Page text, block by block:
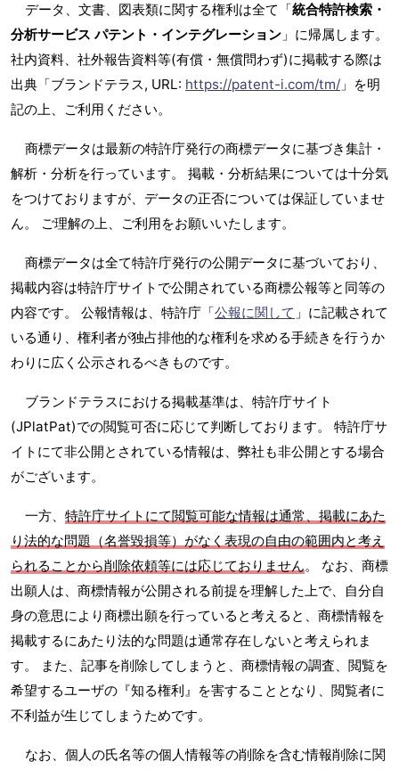
データ、文書、図表類に関する権利は全て「統合特許検索・
分析サービス パテント・インテグレーション 」に帰属します。
社内資料、社外報告資料等(有償・無償問わず)に掲載する際は
出典「ブランドテラス, URL: https://patent-i.com/tm/ 」を明
記の上、ご利用ください。
商標データは最新の特許庁発行の商標データに基づき集計・
解析・分析を行っています。 掲載・分析結果については十分気
をつけておりますが、データの正否については保証していませ
ん。 ご理解の上、ご利用をお願いいたします。
商標データは全て特許庁発行の公開データに基づいており、
掲載内容は特許庁サイトで公開されている商標公報等と同等の
内容です。 公報情報は、特許庁「公報に関して 」に記載されて
いる通り、権利者が独占排他的な権利を求める手続きを行うか
わりに広く公示されるべきものです。
ブランドテラスにおける掲載基準は、特許庁サイト
(JPlatPat)での閲覧可否に応じて判断しております。 特許庁サ
イトにて非公開とされている情報は、弊社も非公開とする場合
がございます。
一方、 特許庁サイトにて閲覧可能な情報は通常、掲載にあた
り法的な問題（名誉毀損等）がなく表現の自由の範囲内と考え
られることから削除依頼等には応じておりません。 なお、商標
出願人は、商標情報が公開される前提を理解した上で、自分自
身の意思により商標出願を行っていると考えると、商標情報を
掲載するにあたり法的な問題は通常存在しないと考えられま
す。 また、記事を削除してしまうと、商標情報の調査、閲覧を
希望するユーザの『知る権利』を害することとなり、閲覧者に
不利益が生じてしまうためです。
なお、個人の氏名等の個人情報等の削除を含む情報削除に関